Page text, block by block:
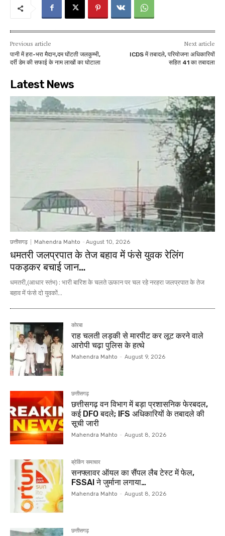
Previous article
पानी में हरा-भरा मैदान,दम घोंटती जलकुम्भी,
दर्री डेम की सफाई के नाम लाखों का घोटाला
Next article
ICDS में तबादले, परियोजना अधिकारियों
सहित 41 का तबादला
Latest News
छत्तीसगढ़ Mahendra Mahto - August 10, 2026
धमतरी जलप्रपात के तेज बहाव में फंसे युवक रेलिंग
पकड़कर बचाई जान…
धमतरी,(आधार स्तंभ) : भारी बारिश के चलते ऊफान पर चल रहे नरहरा जलप्रपात के तेज
बहाव में फंसे दो युवकों...
कोरबा
राह चलती लड़की से मारपीट कर लूट करने वाले
आरोपी चढ़ा पुलिस के हत्थे
Mahendra Mahto - August 9, 2026
छत्तीसगढ़
छत्तीसगढ़ वन विभाग में बड़ा प्रशासनिक फेरबदल,
कई DFO बदले; IFS अधिकारियों के तबादले की
सूची जारी
Mahendra Mahto - August 8, 2026
ब्रेकिंग समाचार
सनफ्लावर ऑयल का सैंपल लैब टेस्ट में फेल,
FSSAI ने जुर्माना लगाया…
Mahendra Mahto - August 8, 2026
छत्तीसगढ़